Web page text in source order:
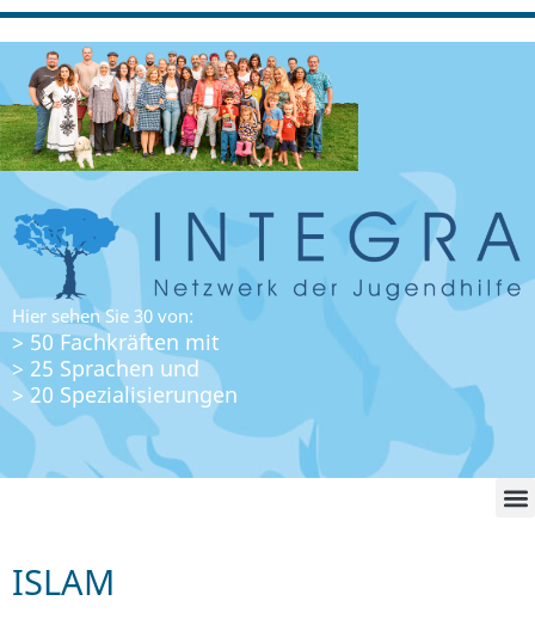
Hier sehen Sie 30 von:
> 50 Fachkräften mit
> 25 Sprachen und
> 20 Spezialisierungen
ISLAM